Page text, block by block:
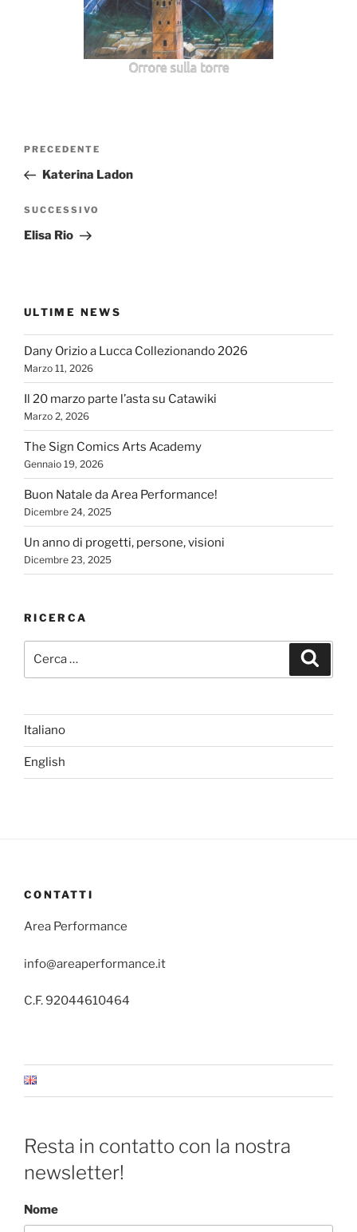
Orrore sulla torre
Navigazione
Articolo
precedente:
PRECEDENTE
Katerina Ladon
Articolo
successivo
SUCCESSIVO
Elisa Rio
ULTIME NEWS
Dany Orizio a Lucca Collezionando 2026
Marzo 11, 2026
Il 20 marzo parte l’asta su Catawiki
Marzo 2, 2026
The Sign Comics Arts Academy
Gennaio 19, 2026
Buon Natale da Area Performance!
Dicembre 24, 2025
Un anno di progetti, persone, visioni
Dicembre 23, 2025
RICERCA
Italiano
English
CONTATTI
Area Performance
info@areaperformance.it
C.F. 92044610464
Resta in contatto con la nostra
newsletter!
Nome